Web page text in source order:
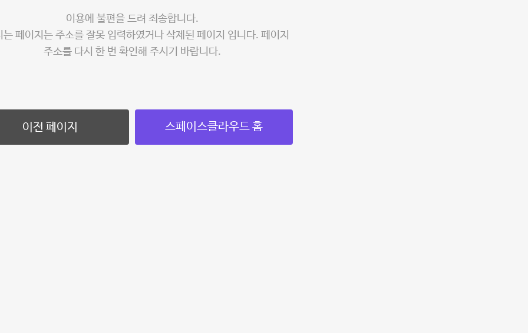
이용에 불편을 드려 죄송합니다.
는 페이지는 주소를 잘못 입력하였거나 삭제된 페이지 입니다. 페이지
주소를 다시 한 번 확인해 주시기 바랍니다.
이전 페이지 스페이스클라우드 홈